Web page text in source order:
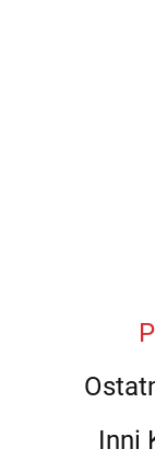
Inni